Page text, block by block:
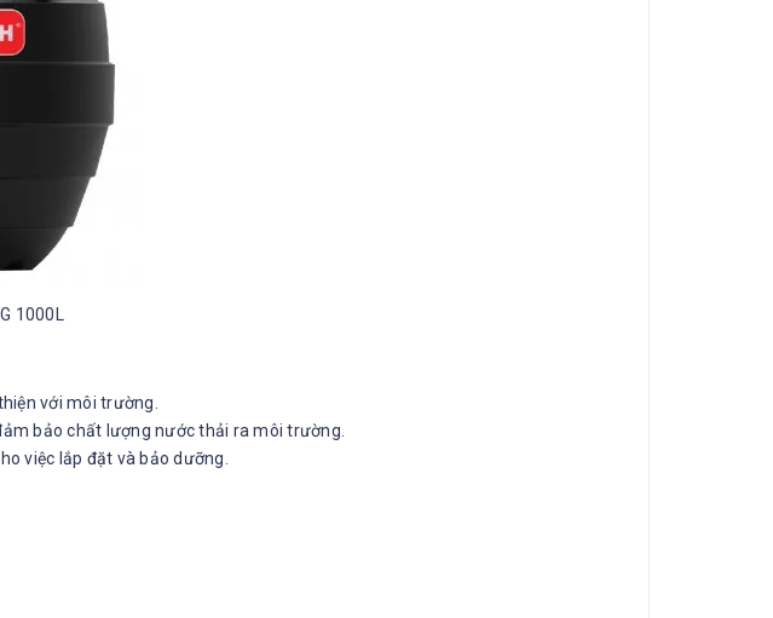
1000L
với môi trường.
bảo chất lượng nước thải ra môi trường.
việc lắp đặt và bảo dưỡng.